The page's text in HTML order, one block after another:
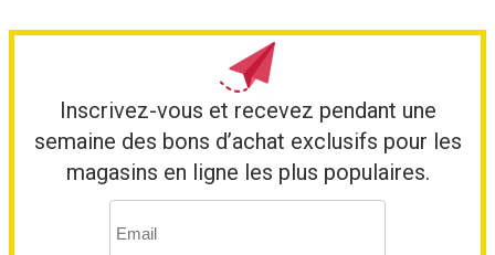
Inscrivez-vous et recevez pendant une
semaine des bons d’achat exclusifs pour les
magasins en ligne les plus populaires.